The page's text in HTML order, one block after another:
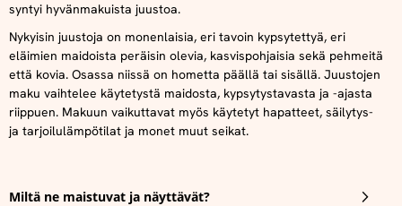
syntyi hyvänmakuista juustoa.
Nykyisin juustoja on monenlaisia, eri tavoin kypsytettyä, eri
eläimien maidoista peräisin olevia, kasvispohjaisia sekä pehmeitä
että kovia. Osassa niissä on hometta päällä tai sisällä. Juustojen
maku vaihtelee käytetystä maidosta, kypsytystavasta ja -ajasta
riippuen. Makuun vaikuttavat myös käytetyt hapatteet, säilytys-
ja tarjoilulämpötilat ja monet muut seikat.
Miltä ne maistuvat ja näyttävät?